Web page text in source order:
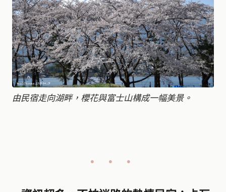
由民宿走向湖畔，櫻花與富士山構成一幅美景。